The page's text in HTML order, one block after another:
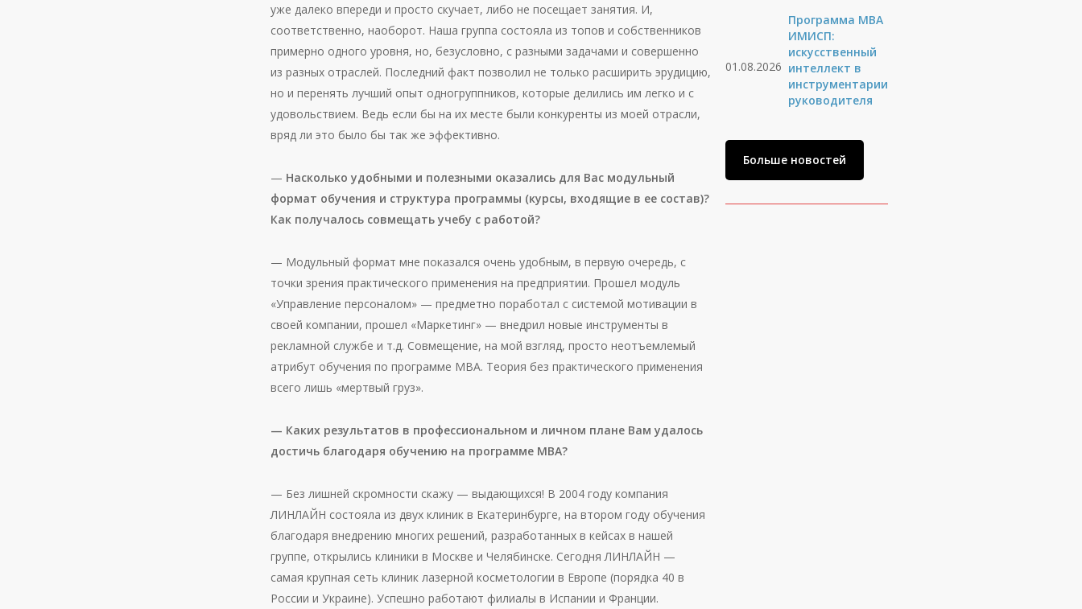
уже далеко впереди и просто скучает, либо не посещает занятия. И,
соответственно, наоборот. Наша группа состояла из топов и собственников
примерно одного уровня, но, безусловно, с разными задачами и совершенно
из разных отраслей. Последний факт позволил не только расширить эрудицию,
но и перенять лучший опыт одногруппников, которые делились им легко и с
удовольствием. Ведь если бы на их месте были конкуренты из моей отрасли,
вряд ли это было бы так же эффективно.
— Насколько удобными и полезными оказались для Вас модульный
формат обучения и структура программы (курсы, входящие в ее состав)?
Как получалось совмещать учебу с работой?
— Модульный формат мне показался очень удобным, в первую очередь, с
точки зрения практического применения на предприятии. Прошел модуль
«Управление персоналом» — предметно поработал с системой мотивации в
своей компании, прошел «Маркетинг» — внедрил новые инструменты в
рекламной службе и т.д. Совмещение, на мой взгляд, просто неотъемлемый
атрибут обучения по программе МВА. Теория без практического применения
всего лишь «мертвый груз».
— Каких результатов в профессиональном и личном плане Вам удалось
достичь благодаря обучению на программе МВА?
— Без лишней скромности скажу — выдающихся! В 2004 году компания
ЛИНЛАЙН состояла из двух клиник в Екатеринбурге, на втором году обучения
благодаря внедрению многих решений, разработанных в кейсах в нашей
группе, открылись клиники в Москве и Челябинске. Сегодня ЛИНЛАЙН —
самая крупная сеть клиник лазерной косметологии в Европе (порядка 40 в
России и Украине). Успешно работают филиалы в Испании и Франции.
01.08.2026
Программа MBA
ИМИСП:
искусственный
интеллект в
инструментарии
руководителя
Больше новостей